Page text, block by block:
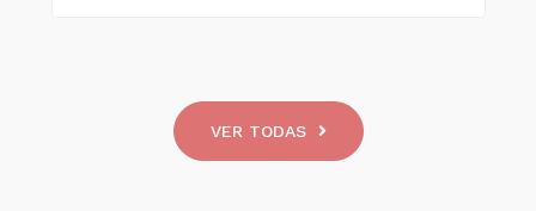
VER TODAS